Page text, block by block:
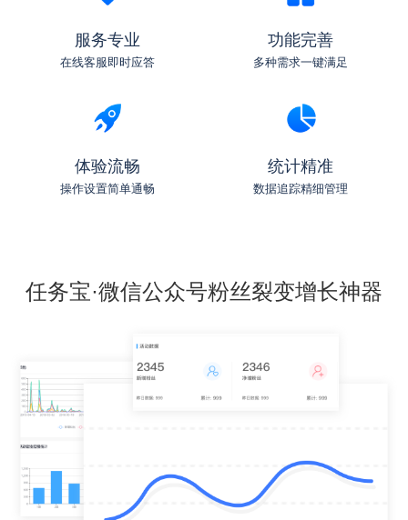
服务专业
在线客服即时应答
功能完善
多种需求一键满足
体验流畅
操作设置简单通畅
统计精准
数据追踪精细管理
任务宝·微信公众号粉丝裂变增长神器